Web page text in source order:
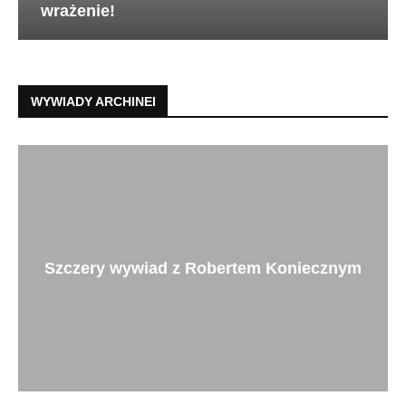
wrażenie!
WYWIADY ARCHINEI
Szczery wywiad z Robertem Koniecznym